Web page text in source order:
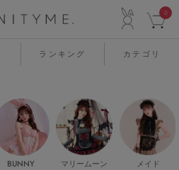
0
ランキング カテゴリ
BUNNY マリームーン メイド